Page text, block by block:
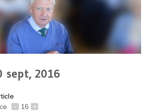
sept, 2016
- 16 +